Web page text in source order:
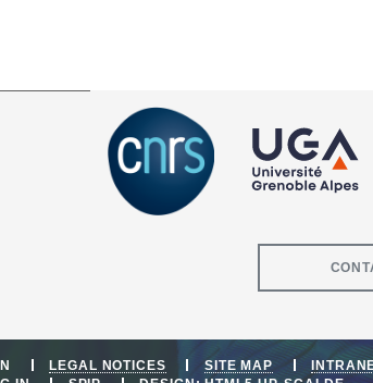
LEGAL NOTICES SITE MAP